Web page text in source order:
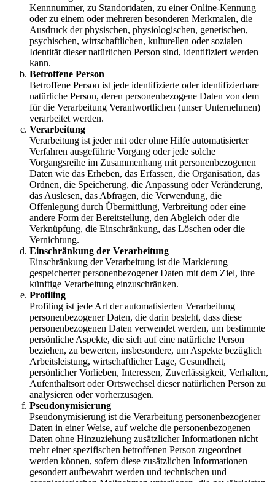
Kennnummer, zu Standortdaten, zu einer Online-Kennung
oder zu einem oder mehreren besonderen Merkmalen, die
Ausdruck der physischen, physiologischen, genetischen,
psychischen, wirtschaftlichen, kulturellen oder sozialen
Identität dieser natürlichen Person sind, identifiziert werden
kann.
Betroffene Person
Betroffene Person ist jede identifizierte oder identifizierbare
natürliche Person, deren personenbezogene Daten von dem
für die Verarbeitung Verantwortlichen (unser Unternehmen)
verarbeitet werden.
Verarbeitung
Verarbeitung ist jeder mit oder ohne Hilfe automatisierter
Verfahren ausgeführte Vorgang oder jede solche
Vorgangsreihe im Zusammenhang mit personenbezogenen
Daten wie das Erheben, das Erfassen, die Organisation, das
Ordnen, die Speicherung, die Anpassung oder Veränderung,
das Auslesen, das Abfragen, die Verwendung, die
Offenlegung durch Übermittlung, Verbreitung oder eine
andere Form der Bereitstellung, den Abgleich oder die
Verknüpfung, die Einschränkung, das Löschen oder die
Vernichtung.
Einschränkung der Verarbeitung
Einschränkung der Verarbeitung ist die Markierung
gespeicherter personenbezogener Daten mit dem Ziel, ihre
künftige Verarbeitung einzuschränken.
Profiling
Profiling ist jede Art der automatisierten Verarbeitung
personenbezogener Daten, die darin besteht, dass diese
personenbezogenen Daten verwendet werden, um bestimmte
persönliche Aspekte, die sich auf eine natürliche Person
beziehen, zu bewerten, insbesondere, um Aspekte bezüglich
Arbeitsleistung, wirtschaftlicher Lage, Gesundheit,
persönlicher Vorlieben, Interessen, Zuverlässigkeit, Verhalten,
Aufenthaltsort oder Ortswechsel dieser natürlichen Person zu
analysieren oder vorherzusagen.
Pseudonymisierung
Pseudonymisierung ist die Verarbeitung personenbezogener
Daten in einer Weise, auf welche die personenbezogenen
Daten ohne Hinzuziehung zusätzlicher Informationen nicht
mehr einer spezifischen betroffenen Person zugeordnet
werden können, sofern diese zusätzlichen Informationen
gesondert aufbewahrt werden und technischen und